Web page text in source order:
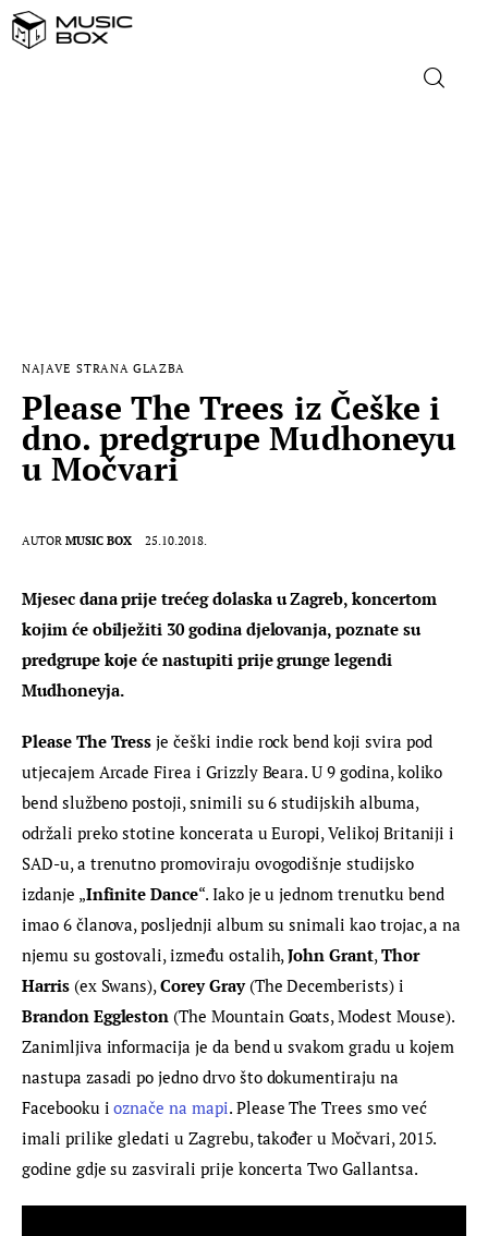
MUSIC BOX
NAJAVE STRANA GLAZBA
Please The Trees iz Češke i
dno. predgrupe Mudhoneyu
u Močvari
AUTOR MUSIC BOX 25.10.2018.
Mjesec dana prije trećeg dolaska u Zagreb, koncertom
kojim će obilježiti 30 godina djelovanja, poznate su
predgrupe koje će nastupiti prije grunge legendi
Mudhoneyja.
Please The Tress je češki indie rock bend koji svira pod
utjecajem Arcade Firea i Grizzly Beara. U 9 godina, koliko
bend službeno postoji, snimili su 6 studijskih albuma,
održali preko stotine koncerata u Europi, Velikoj Britaniji i
SAD-u, a trenutno promoviraju ovogodišnje studijsko
izdanje „Infinite Dance“. Iako je u jednom trenutku bend
imao 6 članova, posljednji album su snimali kao trojac, a na
njemu su gostovali, između ostalih, John Grant, Thor
Harris (ex Swans), Corey Gray (The Decemberists) i
Brandon Eggleston (The Mountain Goats, Modest Mouse).
Zanimljiva informacija je da bend u svakom gradu u kojem
nastupa zasadi po jedno drvo što dokumentiraju na
Facebooku i označe na mapi. Please The Trees smo već
imali prilike gledati u Zagrebu, također u Močvari, 2015.
godine gdje su zasvirali prije koncerta Two Gallantsa.